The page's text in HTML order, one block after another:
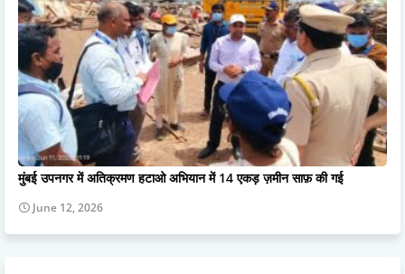
मुंबई उपनगर में अतिक्रमण हटाओ अभियान में 14 एकड़ ज़मीन साफ़ की गई
June 12, 2026